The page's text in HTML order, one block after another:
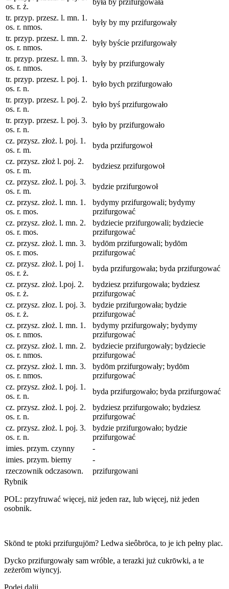
os. r. ż.
tr. przyp. przesz. l. mn. 1.
os. r. nmos.
były by my przifurgowały
tr. przyp. przesz. l. mn. 2.
os. r. nmos.
były byście przifurgowały
tr. przyp. przesz. l. mn. 3.
os. r. nmos.
były by przifurgowały
tr. przyp. przesz. l. poj. 1.
os. r. n.
było bych przifurgowało
tr. przyp. przesz. l. poj. 2.
os. r. n.
było byś przifurgowało
tr. przyp. przesz. l. poj. 3.
os. r. n.
było by przifurgowało
cz. przysz. złoż. l. poj. 1.
os. r. m.
byda przifurgowoł
cz. przysz. złoż l. poj. 2.
os. r. m.
bydziesz przifurgowoł
cz. przysz. złoż. l. poj. 3.
os. r. m.
bydzie przifurgowoł
cz. przysz. złoż. l. mn. 1.
os. r. mos.
bydymy przifurgowali; bydymy
przifurgować
cz. przysz. złoż. l. mn. 2.
os. r. mos.
bydziecie przifurgowali; bydziecie
przifurgować
cz. przysz. złoż. l. mn. 3.
os. r. mos.
bydōm przifurgowali; bydōm
przifurgować
cz. przysz. złoż. l. poj 1.
os. r. ż.
byda przifurgowała; byda przifurgować
cz. przysz. złoż. l.poj. 2.
os. r. ż.
bydziesz przifurgowała; bydziesz
przifurgować
cz. przysz. złoz. l. poj. 3.
os. r. ż.
bydzie przifurgowała; bydzie
przifurgować
cz. przysz. złoż. l. mn. 1.
os. r. nmos.
bydymy przifurgowały; bydymy
przifurgować
cz. przysz. złoż. l. mn. 2.
os. r. nmos.
bydziecie przifurgowały; bydziecie
przifurgować
cz. przysz. złoż. l. mn. 3.
os. r. nmos.
bydōm przifurgowały; bydōm
przifurgować
cz. przysz. złoż. l. poj. 1.
os. r. n.
byda przifurgowało; byda przifurgować
cz. przysz. złoż. l. poj. 2.
os. r. n.
bydziesz przifurgowało; bydziesz
przifurgować
cz. przysz. złoż. l. poj. 3.
os. r. n.
bydzie przifurgowało; bydzie
przifurgować
imies. przym. czynny
-
imies. przym. bierny
-
rzeczownik odczasown.
przifurgowani
Rybnik
POL: przyfruwać więcej, niż jeden raz, lub więcej, niż jeden
osobnik.
Skōnd te ptoki przifurgujōm? Ledwa sieôbrōca, to je ich pełny plac.
Dycko przifurgowały sam wróble, a terazki już cukrōwki, a te
zeżerōm wiyncyj.
Podej dalij…